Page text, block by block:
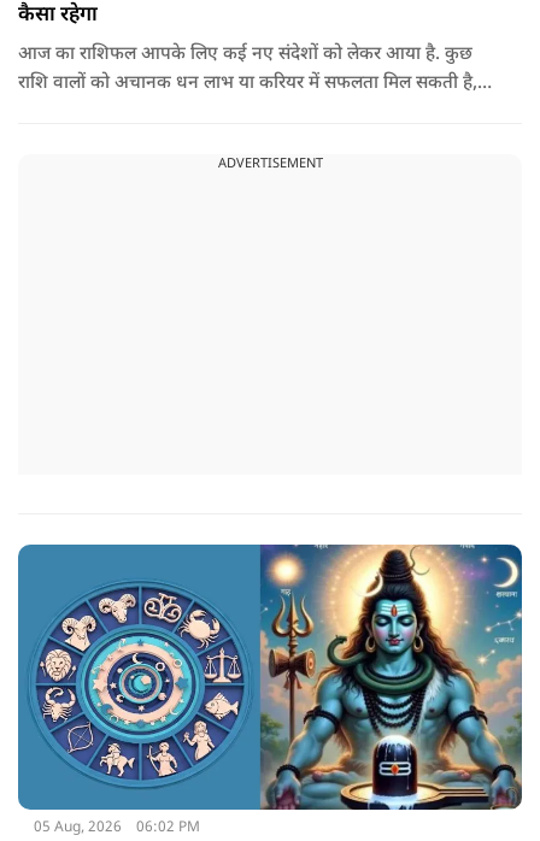
कैसा रहेगा
आज का राशिफल आपके लिए कई नए संदेशों को लेकर आया है. कुछ
राशि वालों को अचानक धन लाभ या करियर में सफलता मिल सकती है,
ADVERTISEMENT
05 Aug, 2026 06:02 PM